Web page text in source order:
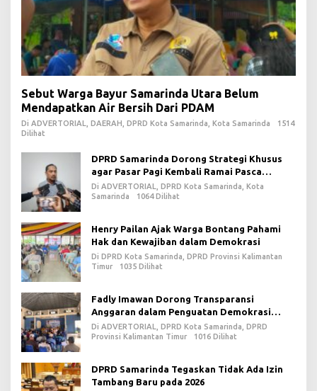
Sebut Warga Bayur Samarinda Utara Belum
Mendapatkan Air Bersih Dari PDAM
Di ADVERTORIAL, DAERAH, DPRD Kota Samarinda, Kota Samarinda
1514
Dilihat
DPRD Samarinda Dorong Strategi Khusus
agar Pasar Pagi Kembali Ramai Pasca
Revitalisasi
Di ADVERTORIAL, DPRD Kota Samarinda, Kota
Samarinda
1064 Dilihat
Henry Pailan Ajak Warga Bontang Pahami
Hak dan Kewajiban dalam Demokrasi
Di DPRD Kota Samarinda, DPRD Provinsi Kalimantan
Timur
1035 Dilihat
Fadly Imawan Dorong Transparansi
Anggaran dalam Penguatan Demokrasi
Daerah di PPU
Di ADVERTORIAL, DPRD Kota Samarinda, DPRD
Provinsi Kalimantan Timur
1016 Dilihat
DPRD Samarinda Tegaskan Tidak Ada Izin
Tambang Baru pada 2026